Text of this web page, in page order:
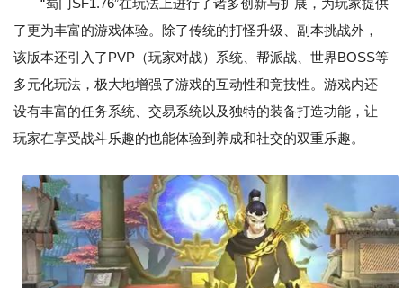
“蜀门SF1.76”在玩法上进行了诸多创新与扩展，为玩家提供
了更为丰富的游戏体验。除了传统的打怪升级、副本挑战外，
该版本还引入了PVP（玩家对战）系统、帮派战、世界BOSS等
多元化玩法，极大地增强了游戏的互动性和竞技性。游戏内还
设有丰富的任务系统、交易系统以及独特的装备打造功能，让
玩家在享受战斗乐趣的也能体验到养成和社交的双重乐趣。